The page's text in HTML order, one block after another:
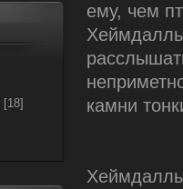
ему, чем
камни
[18]